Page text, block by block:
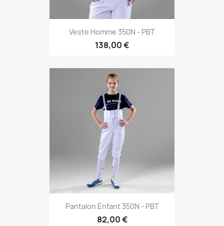
Veste Homme 350N - PBT
138,00 €
Pantalon Enfant 350N - PBT
82,00 €